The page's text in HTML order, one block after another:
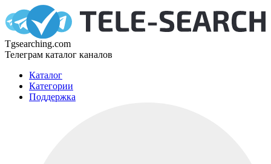
Tgsearching.com
Телеграм каталог каналов
Каталог
Категории
Поддержка